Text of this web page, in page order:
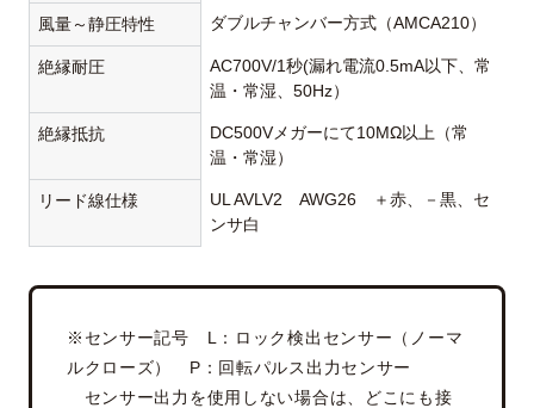
風量～静圧特性 ダブルチャンバー方式（AMCA210）
絶縁耐圧
AC700V/1秒(漏れ電流0.5mA以下、常
温・常湿、50Hz）
絶縁抵抗
DC500Vメガーにて10MΩ以上（常
温・常湿）
リード線仕様
UL AVLV2 AWG26 ＋赤、－黒、セ
ンサ白
※センサー記号 L：ロック検出センサー（ノーマ
ルクローズ） P：回転パルス出力センサー
センサー出力を使用しない場合は、どこにも接